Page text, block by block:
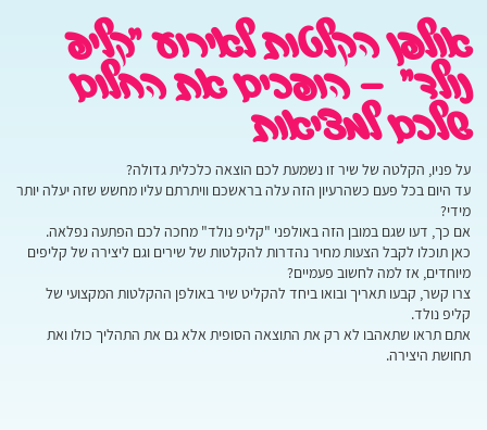
אולפן הקלטות לאירוע "קליפ
נולד" – הופכים את החלום
שלכם למציאות
על פניו, הקלטה של שיר זו נשמעת לכם הוצאה כלכלית גדולה?
עד היום בכל פעם כשהרעיון הזה עלה בראשכם וויתרתם עליו מחשש שזה יעלה יותר
מידי?
אם כך, דעו שגם במובן הזה באולפני "קליפ נולד" מחכה לכם הפתעה נפלאה.
כאן תוכלו לקבל הצעות מחיר נהדרות להקלטות של שירים וגם ליצירה של קליפים
מיוחדים, אז למה לחשוב פעמיים?
צרו קשר, קבעו תאריך ובואו ביחד להקליט שיר באולפן ההקלטות המקצועי של
קליפ נולד.
אתם תראו שתאהבו לא רק את התוצאה הסופית אלא גם את התהליך כולו ואת
תחושת היצירה.